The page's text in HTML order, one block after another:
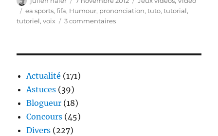
le
Étiquettes
ea sports,fifa, Humour, prononciation,tuto,tutorial,
tutoriel,voix 3 commentairessur
Actualité (171)
Astuces (39)
Blogueur (18)
Concours (45)
Divers (227)